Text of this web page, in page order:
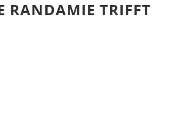
RANDAMIE TRIFFT